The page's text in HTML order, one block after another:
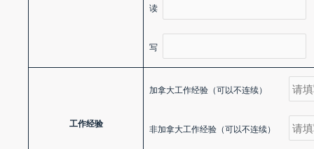
读
写
工作经验
加拿大工作经验（可以不连续）
非加拿大工作经验（可以不连续）